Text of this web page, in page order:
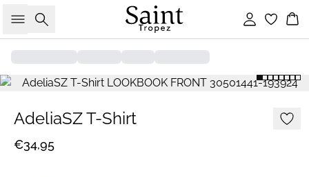
Suche Einloggen
AdeliaSZ T-Shirt
€34,95